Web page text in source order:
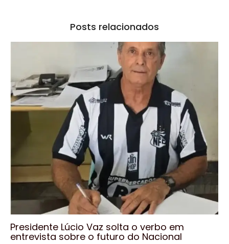
Posts relacionados
Presidente Lúcio Vaz solta o verbo em
entrevista sobre o futuro do Nacional